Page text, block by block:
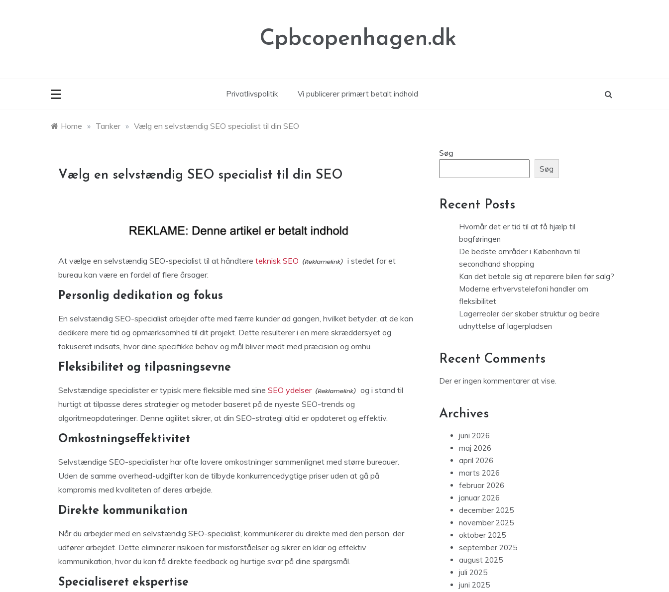
Cpbcopenhagen.dk
Privatlivspolitik Vi publicerer primært betalt indhold
Home » Tanker » Vælg en selvstændig SEO specialist til din SEO
Vælg en selvstændig SEO specialist til din SEO
At vælge en selvstændig SEO-specialist til at håndtere teknisk SEO
i stedet for et
bureau kan være en fordel af flere årsager:
Personlig dedikation og fokus
En selvstændig SEO-specialist arbejder ofte med færre kunder ad gangen, hvilket betyder, at de kan
dedikere mere tid og opmærksomhed til dit projekt. Dette resulterer i en mere skræddersyet og
fokuseret indsats, hvor dine specifikke behov og mål bliver mødt med præcision og omhu.
Fleksibilitet og tilpasningsevne
Selvstændige specialister er typisk mere fleksible med sine SEO ydelser
og i stand til
hurtigt at tilpasse deres strategier og metoder baseret på de nyeste SEO-trends og
algoritmeopdateringer. Denne agilitet sikrer, at din SEO-strategi altid er opdateret og effektiv.
Omkostningseffektivitet
Selvstændige SEO-specialister har ofte lavere omkostninger sammenlignet med større bureauer.
Uden de samme overhead-udgifter kan de tilbyde konkurrencedygtige priser uden at gå på
kompromis med kvaliteten af deres arbejde.
Direkte kommunikation
Når du arbejder med en selvstændig SEO-specialist, kommunikerer du direkte med den person, der
udfører arbejdet. Dette eliminerer risikoen for misforståelser og sikrer en klar og effektiv
kommunikation, hvor du kan få direkte feedback og hurtige svar på dine spørgsmål.
Specialiseret ekspertise
Søg
Søg
Recent Posts
Hvornår det er tid til at få hjælp til
bogføringen
De bedste områder i København til
secondhand shopping
Kan det betale sig at reparere bilen før salg?
Moderne erhvervstelefoni handler om
fleksibilitet
Lagerreoler der skaber struktur og bedre
udnyttelse af lagerpladsen
Recent Comments
Der er ingen kommentarer at vise.
Archives
juni 2026
maj 2026
april 2026
marts 2026
februar 2026
januar 2026
december 2025
november 2025
oktober 2025
september 2025
august 2025
juli 2025
juni 2025